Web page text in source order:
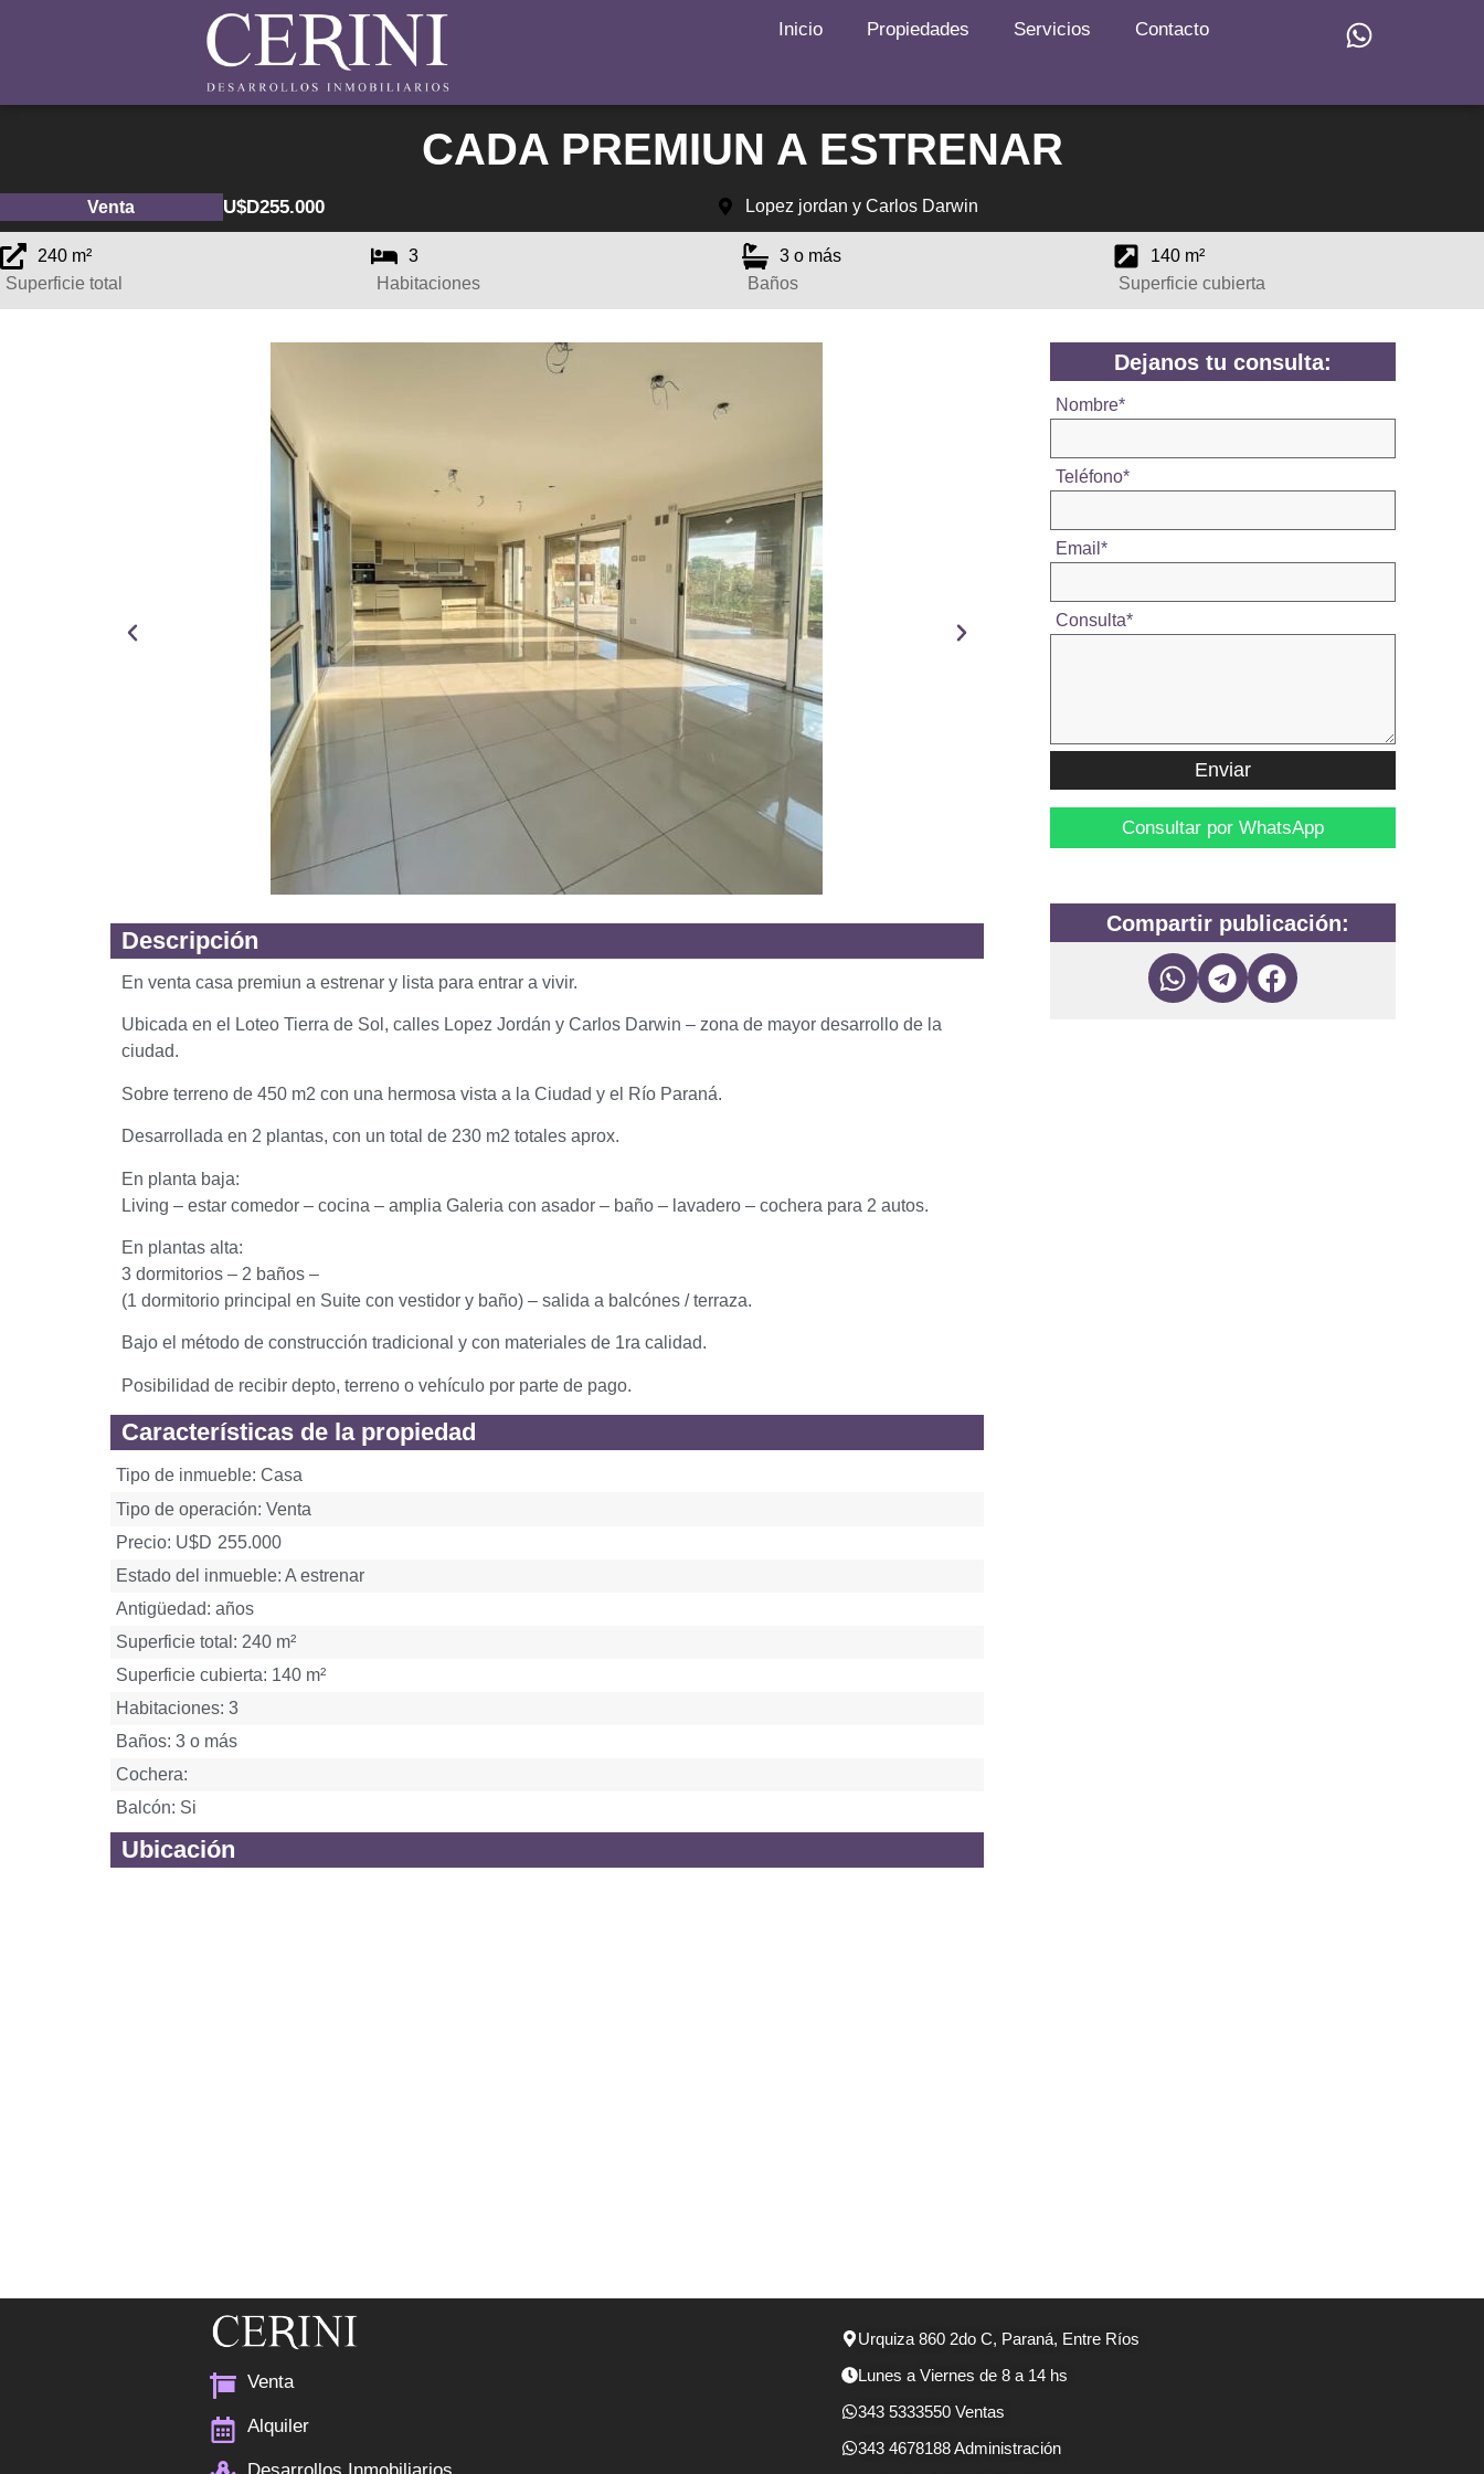
Inicio Propiedades Servicios Contacto
CADA PREMIUN A ESTRENAR
Venta U$D255.000 Lopez jordan y Carlos Darwin
240 m²
Superficie total
3
Habitaciones
3 o más
Baños
140 m²
Superficie cubierta
Descripción
En venta casa premiun a estrenar y lista para entrar a vivir.
Ubicada en el Loteo Tierra de Sol, calles Lopez Jordán y Carlos Darwin – zona de mayor desarrollo de la
ciudad.
Sobre terreno de 450 m2 con una hermosa vista a la Ciudad y el Río Paraná.
Desarrollada en 2 plantas, con un total de 230 m2 totales aprox.
En planta baja:
Living – estar comedor – cocina – amplia Galeria con asador – baño – lavadero – cochera para 2 autos.
En plantas alta:
3 dormitorios – 2 baños –
(1 dormitorio principal en Suite con vestidor y baño) – salida a balcónes / terraza.
Bajo el método de construcción tradicional y con materiales de 1ra calidad.
Posibilidad de recibir depto, terreno o vehículo por parte de pago.
Características de la propiedad​
Tipo de inmueble: Casa
Tipo de operación: Venta
Precio: U$D 255.000
Estado del inmueble: A estrenar
Antigüedad: años
Superficie total: 240 m²
Superficie cubierta: 140 m²
Habitaciones: 3
Baños: 3 o más
Cochera:
Balcón: Si
Ubicación
Dejanos tu consulta:
Nombre*
Teléfono*
Email *
Consulta*
Enviar
Consultar por WhatsApp
Compartir publicación:
Venta
Alquiler
Urquiza 860 2do C, Paraná, Entre Ríos
Lunes a Viernes de 8 a 14 hs
343 5333550 Ventas
343 4678188 Administración